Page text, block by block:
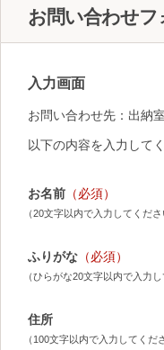
お問い合わせフ
入力画面
お問い合わせ先：出納
以下の内容を入力して
お名前 （必須）
（20文字以内で入力してくださ
ふりがな （必須）
（ひらがな20文字以内で入力し
住所
（100文字以内で入力してくだ